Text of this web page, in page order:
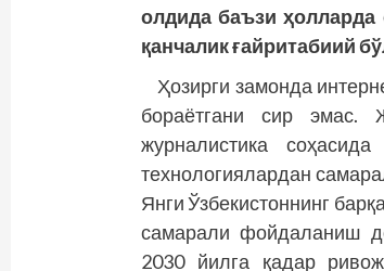
олдида баъзи ҳолларда
қанчалик ғайритабиий
Ҳозирги замонда
бораётгани сир эмас.
журналистика
технологиялардан
Янги Ўзбекистоннинг
самарали фойдаланиш
2030 йилга қадар